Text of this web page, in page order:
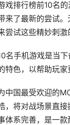
戏排行榜前10名
来了最新的尝试
尝试这些精妙刺激
名手机游戏是当
特色，以帮助玩家
中国最受欢迎的
，将对战场景直
体系完善，是一款